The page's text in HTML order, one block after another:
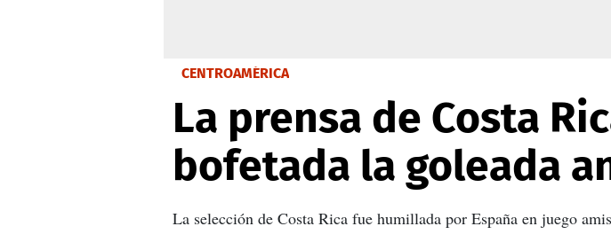
CENTROAMÉRICA
La prensa de Costa
bofetada la goleada
La selección de Costa Rica fue humillada por España en juego